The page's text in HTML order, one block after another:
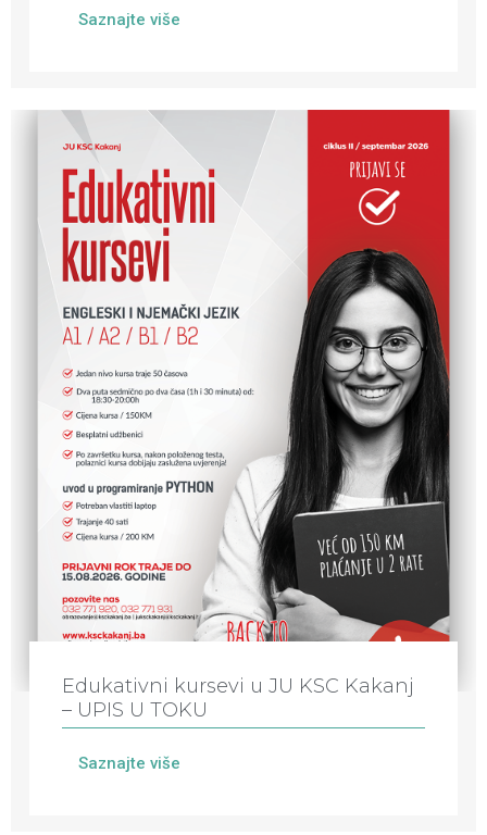
Saznajte više
Edukativni kursevi u JU KSC Kakanj
– UPIS U TOKU
Saznajte više